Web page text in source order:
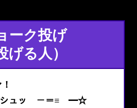
ーク投げ
げる人）
ュッ －＝≡ ━☆